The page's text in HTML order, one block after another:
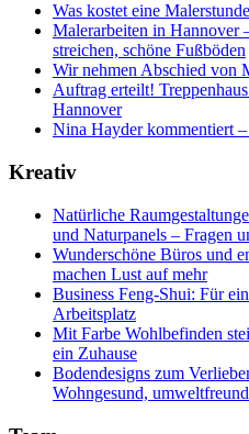
Was kostet eine
Malerarbeiten in Hannover
streichen, schöne Fußböden
Wir nehmen Abschied von
Auftrag erteilt!
Hannover
Nina Hayder kommentiert
Kreativ
Natürliche
und Naturpanels – Fragen
Wunderschöne Büros und
machen Lust auf mehr
Business Feng-Shui: Für
Arbeitsplatz
Mit Farbe Wohlbefinden
ein Zuhause
Bodendesigns zum
Wohngesund,